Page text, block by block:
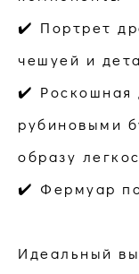
✔️ Портрет
чешуей и
✔️ Роскошная
рубиновыми
образу
✔️ Фермуар
Идеальный